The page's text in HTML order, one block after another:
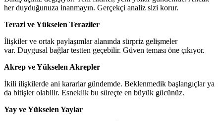
her duyduğunuza inanmayın. Gerçekçi analiz sizi korur.
Terazi ve Yükselen Teraziler
İlişkiler ve ortak paylaşımlar alanında sürpriz gelişmeler
var. Duygusal bağlar testten geçebilir. Güven teması öne çıkıyor.
Akrep ve Yükselen Akrepler
İkili ilişkilerde ani kararlar gündemde. Beklenmedik başlangıçlar ya
da bitişler olabilir. Esneklik bu süreçte en büyük gücünüz.
Yay ve Yükselen Yaylar